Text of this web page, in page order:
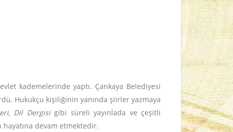
kademelerinde yaptı. Çankaya Belediyesi
Hukukçu kişiliğinin yanında şiirler yazmaya
Dil Dergisigibi süreli yayınlada ve çeşitli
hayatına devam etmektedir.